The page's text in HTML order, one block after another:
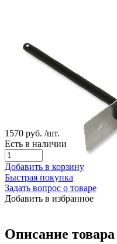
1570 руб. /шт.
Есть в наличии
Добавить в корзину
Быстрая покупка
Задать вопрос о товаре
Добавить в избранное
Описание товара